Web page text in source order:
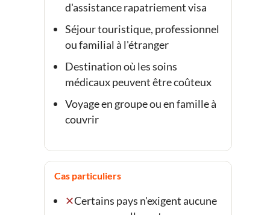
d'assistance rapatriement visa
Séjour touristique, professionnel
ou familial à l'étranger
Destination où les soins
médicaux peuvent être coûteux
Voyage en groupe ou en famille à
couvrir
Cas particuliers
Certains pays n'exigent aucune